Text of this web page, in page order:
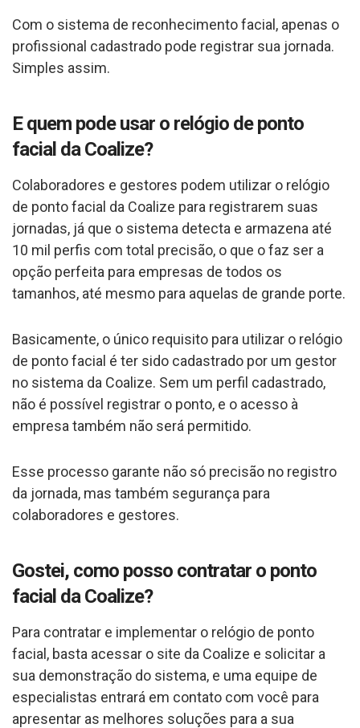
Com o sistema de reconhecimento facial, apenas o
profissional cadastrado pode registrar sua jornada.
Simples assim.
E quem pode usar o relógio de ponto
facial da Coalize?
Colaboradores e gestores podem utilizar o relógio
de ponto facial da Coalize para registrarem suas
jornadas, já que o sistema detecta e armazena até
10 mil perfis com total precisão, o que o faz ser a
opção perfeita para empresas de todos os
tamanhos, até mesmo para aquelas de grande porte.
Basicamente, o único requisito para utilizar o relógio
de ponto facial é ter sido cadastrado por um gestor
no sistema da Coalize. Sem um perfil cadastrado,
não é possível registrar o ponto, e o acesso à
empresa também não será permitido.
Esse processo garante não só precisão no registro
da jornada, mas também segurança para
colaboradores e gestores.
Gostei, como posso contratar o ponto
facial da Coalize?
Para contratar e implementar o relógio de ponto
facial, basta acessar o site da Coalize e solicitar a
sua demonstração do sistema, e uma equipe de
especialistas entrará em contato com você para
apresentar as melhores soluções para a sua